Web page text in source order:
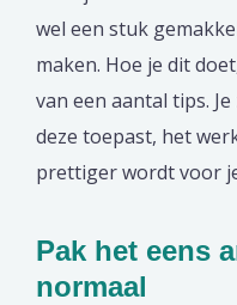
wel een stuk
maken. Hoe je dit
van een aantal tips.
deze toepast, het
prettiger wordt voor
Pak het eens
normaal